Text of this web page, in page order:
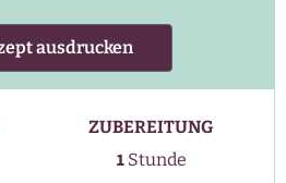
ausdrucken
ZUBEREITUNG
1 Stunde
Stunde